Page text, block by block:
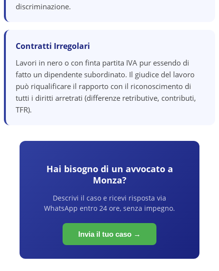
discriminazione.
Contratti Irregolari
Lavori in nero o con finta partita IVA pur essendo di
fatto un dipendente subordinato. Il giudice del lavoro
può riqualificare il rapporto con il riconoscimento di
tutti i diritti arretrati (differenze retributive, contributi,
TFR).
Hai bisogno di un avvocato a
Monza?
Descrivi il caso e ricevi risposta via
WhatsApp entro 24 ore, senza impegno.
Invia il tuo caso →